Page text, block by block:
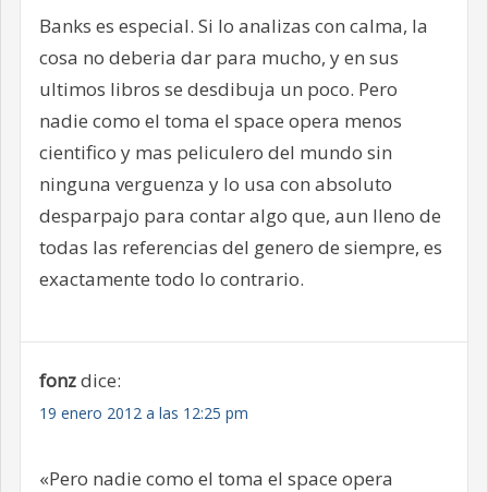
Banks es especial. Si lo analizas con calma, la
cosa no deberia dar para mucho, y en sus
ultimos libros se desdibuja un poco. Pero
nadie como el toma el space opera menos
cientifico y mas peliculero del mundo sin
ninguna verguenza y lo usa con absoluto
desparpajo para contar algo que, aun lleno de
todas las referencias del genero de siempre, es
exactamente todo lo contrario.
fonzdice:
19 enero 2012 a las 12:25 pm
«Pero nadie como el toma el space opera